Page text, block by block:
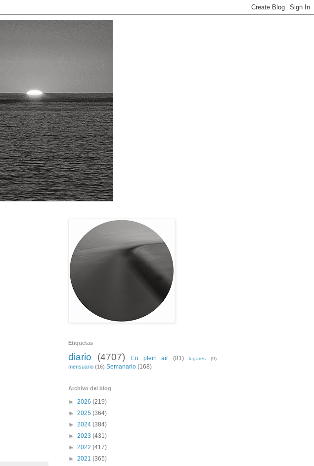
Etiquetas
diario (4707) En plein air (81) lugares (9)
mensuario (16) Semanario (168)
Archivo del blog
► 2026 (219)
► 2025 (364)
► 2024 (384)
► 2023 (431)
► 2022 (417)
► 2021 (365)